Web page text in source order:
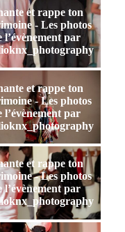
et rappe ton
- Les photos
l’évènement par
et rappe ton
- Les photos
l’évènement par
et rappe ton
- Les photos
l’évènement par